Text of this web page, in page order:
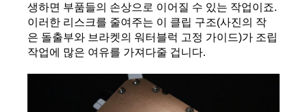
생하면 부품들의 손상으로 이어질 수 있는 작업이죠.
이러한 리스크를 줄여주는 이 클립 구조(사진의 작
은 돌출부와 브라켓의 워터블럭 고정 가이드)가 조립
작업에 많은 여유를 가져다줄 겁니다.